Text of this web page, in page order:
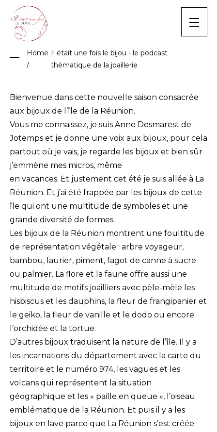
content
Home
/
Il était une fois le bijou - le podcast
thématique de la joaillerie
Bienvenue dans cette nouvelle saison consacrée
aux bijoux de l’île de la Réunion.
Vous me connaissez, je suis Anne Desmarest de
Jotemps et je donne une voix aux bijoux, pour cela
partout où je vais, je regarde les bijoux et bien sûr
j’emmène mes micros, même
en vacances. Et justement cet été je suis allée à La
Réunion. Et j’ai été frappée par les bijoux de cette
île qui ont une multitude de symboles et une
grande diversité de formes.
Les bijoux de la Réunion montrent une foultitude
de représentation végétale : arbre voyageur,
bambou, laurier, piment, fagot de canne à sucre
ou palmier. La flore et la faune offre aussi une
multitude de motifs joailliers avec pèle-mèle les
hisbiscus et les dauphins, la fleur de frangipanier et
le geiko, la fleur de vanille et le dodo ou encore
l’orchidée et la tortue.
D’autres bijoux traduisent la nature de l’île. Il y a
les incarnations du département avec la carte du
territoire et le numéro 974, les vagues et les
volcans qui représentent la situation
géographique et les « paille en queue », l’oiseau
emblématique de la Réunion. Et puis il y a les
bijoux en lave parce que La Réunion s’est créée